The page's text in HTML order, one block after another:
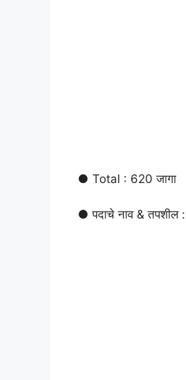
● Total : 620 जागा
● पदाचे नाव & तपशील :